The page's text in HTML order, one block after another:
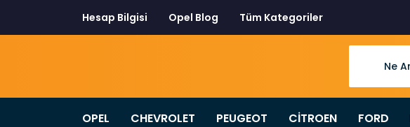
Hesap Bilgisi Opel Blog Tüm Kategoriler
OPEL CHEVROLET PEUGEOT CİTROEN FORD